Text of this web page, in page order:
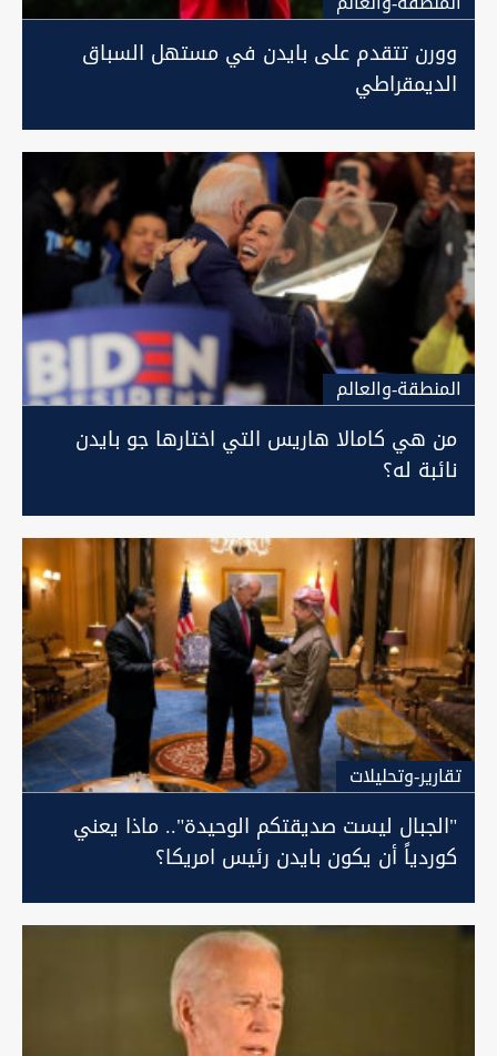
وورن تتقدم على بايدن في مستهل السباق
الديمقراطي
المنطقة-والعالم
من هي كامالا هاريس التي اختارها جو بايدن
نائبة له؟
تقارير-وتحليلات
"الجبال ليست صديقتكم الوحيدة".. ماذا يعني
كوردياً أن يكون بايدن رئيس امريكا؟